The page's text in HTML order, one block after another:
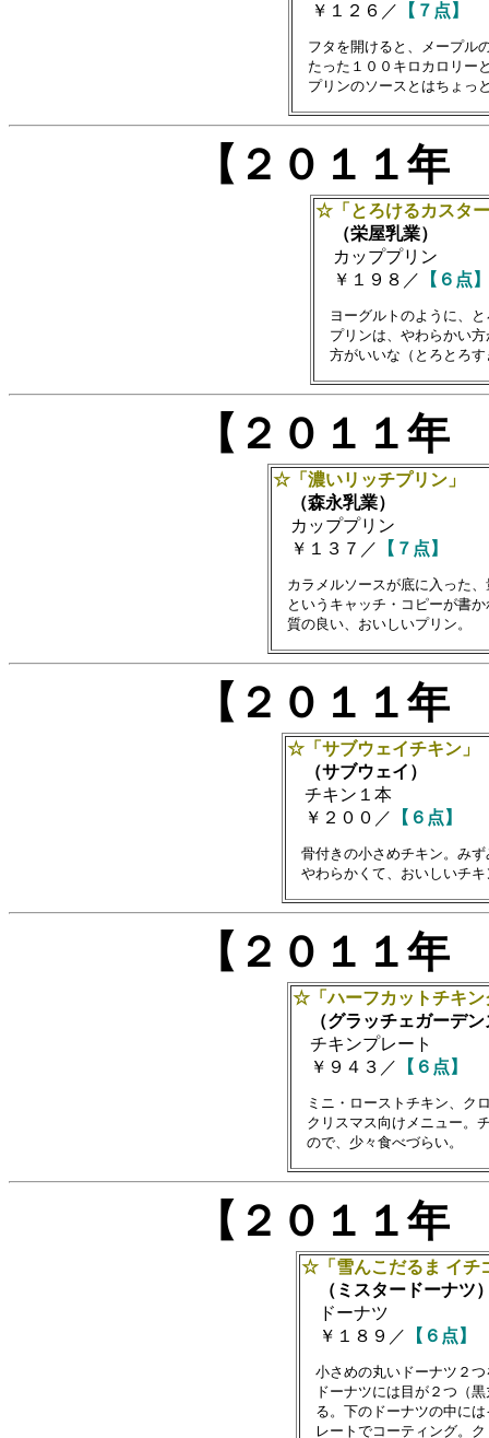
￥１２６／
【７点】
フタを開けると、メープル
たった１００キロカロリー
【２０１１
☆「とろけるカスタ
（栄屋乳業）
カッププリン
￥１９８／ 【６点】
ヨーグルトのように、
プリンは、やわらかい方
【２０１１
☆「濃いリッチプリン」
（森永乳業）
カッププリン
￥１３７／ 【７点】
カラメルソースが底に入った
というキャッチ・コピーが書か
【２０１１
☆「サブウェイチキン」
（サブウェイ）
チキン１本
￥２００／ 【６点】
骨付きの小さめチキン。み
【２０１１
☆「ハーフカットチキン
（グラッチェガーデン
チキンプレート
￥９４３／ 【６点】
ミニ・ローストチキン、ク
クリスマス向けメニュー。
【２０１１
☆「雪んこだるま イチ
（ミスタードーナツ
ドーナツ
￥１８９／ 【６点】
小さめの丸いドーナツ２
ドーナツには目が２つ（黒
る。下のドーナツの中には